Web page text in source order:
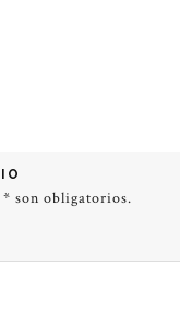
* son obligatorios.